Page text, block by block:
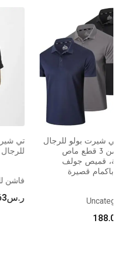
تي شيرت كاميستا طويل
للرجال من اوربان كلاسيكس
ر.س83.63